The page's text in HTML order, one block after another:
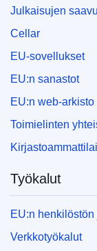
Julkaisujen
Cellar
EU-sovellukset
EU:n sanastot
EU:n web-arkisto
Toimielinten
Työkalut
EU:n
Verkkotyökalut